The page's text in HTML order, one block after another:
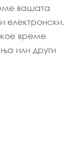
вашата
електронски.
време
или други